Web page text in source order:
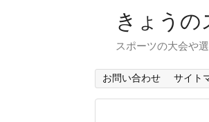
きょうの
スポーツの大会や
お問い合わせ サイト